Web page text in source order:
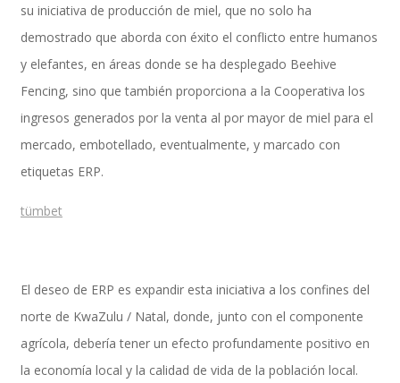
Learning and Development
Performance and Goals
Look & Feel SAP SuccessFactors
su iniciativa de producción de miel, que no solo ha
demostrado que aborda con éxito el conflicto entre humanos
y elefantes, en áreas donde se ha desplegado Beehive
Fencing, sino que también proporciona a la Cooperativa los
ingresos generados por la venta al por mayor de miel para el
mercado, embotellado, eventualmente, y marcado con
etiquetas ERP.
tümbet
El deseo de ERP es expandir esta iniciativa a los confines del
norte de KwaZulu / Natal, donde, junto con el componente
agrícola, debería tener un efecto profundamente positivo en
la economía local y la calidad de vida de la población local.